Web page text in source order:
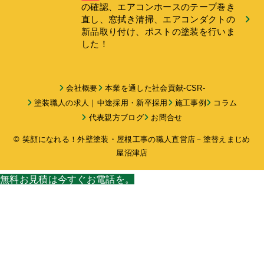
の確認、エアコンホースのテープ巻き
直し、窓拭き清掃、エアコンダクトの
新品取り付け、ポストの塗装を行いま
した！
会社概要
本業を通した社会貢献-CSR-
塗装職人の求人｜中途採用・新卒採用
施工事例
コラム
代表親方ブログ
お問合せ
© 笑顔になれる！外壁塗装・屋根工事の職人直営店－塗替えまじめ
屋沼津店
無料お見積は今すぐお電話を。